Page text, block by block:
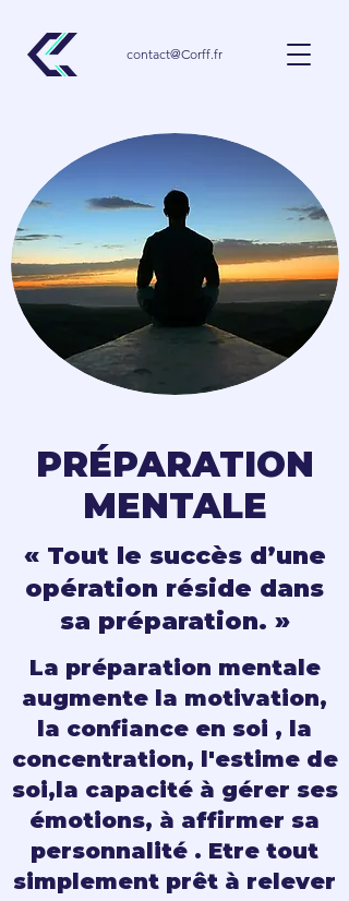
contact@Corff.fr
PRÉPARATION
MENTALE
« Tout le succès d’une
opération réside dans
sa préparation. »
La préparation mentale
augmente la motivation,
la confiance en soi , la
concentration, l'estime de
soi,la capacité à gérer ses
émotions, à affirmer sa
personnalité . Etre tout
simplement prêt à relever